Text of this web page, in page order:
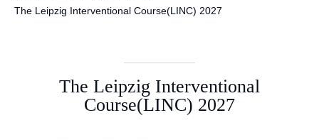
The Leipzig Interventional Course(LINC) 2027
The Leipzig Interventional
Course(LINC) 2027